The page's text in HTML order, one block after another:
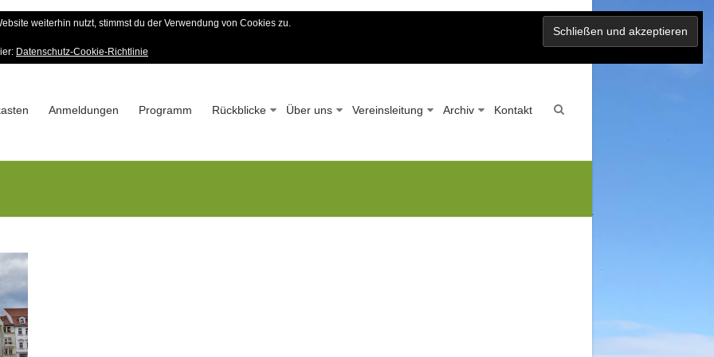
Wald-Verein
Seit 1963
Anmeldungen Programm Rückblicke Über uns Vereinsleitung Archiv Kontakt
weiterhin nutzt, stimmst du der Verwendung von Cookies zu.
Datenschutz-Cookie-Richtlinie